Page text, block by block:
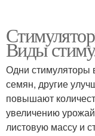
Виды
Одни стимуляторы
семян, другие
повышают
увеличению
листовую массу и